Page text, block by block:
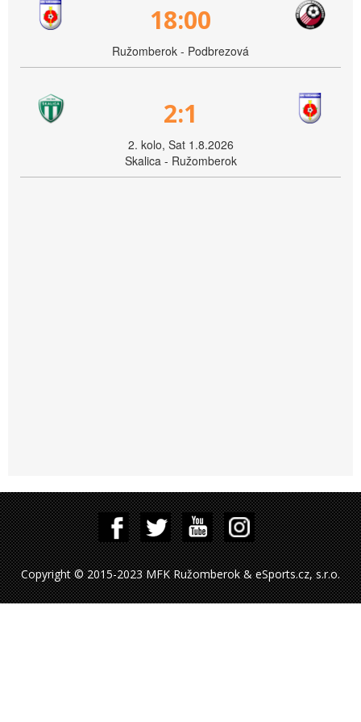
18:00
Ružomberok - Podbrezová
2:1
2. kolo, Sat 1.8.2026
Skalica - Ružomberok
Copyright © 2015-2023 MFK Ružomberok & eSports.cz, s.r.o.